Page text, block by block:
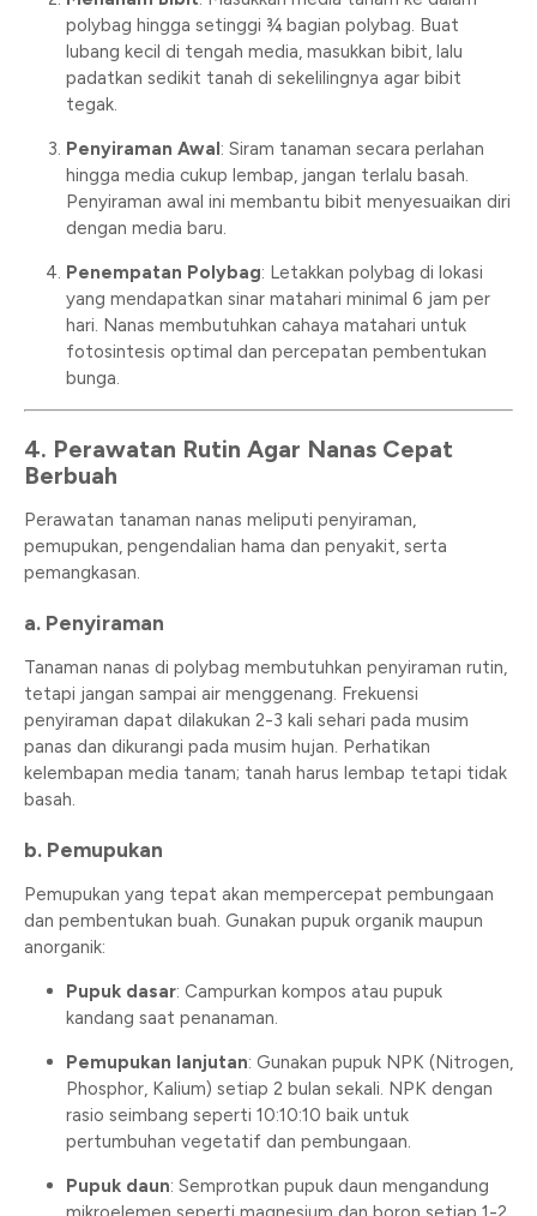
polybag hingga setinggi ¾ bagian polybag. Buat
lubang kecil di tengah media, masukkan bibit, lalu
padatkan sedikit tanah di sekelilingnya agar bibit
tegak.
Penyiraman Awal: Siram tanaman secara perlahan
hingga media cukup lembap, jangan terlalu basah.
Penyiraman awal ini membantu bibit menyesuaikan diri
dengan media baru.
Penempatan Polybag: Letakkan polybag di lokasi
yang mendapatkan sinar matahari minimal 6 jam per
hari. Nanas membutuhkan cahaya matahari untuk
fotosintesis optimal dan percepatan pembentukan
bunga.
4. Perawatan Rutin Agar Nanas Cepat
Berbuah
Perawatan tanaman nanas meliputi penyiraman,
pemupukan, pengendalian hama dan penyakit, serta
pemangkasan.
a. Penyiraman
Tanaman nanas di polybag membutuhkan penyiraman rutin,
tetapi jangan sampai air menggenang. Frekuensi
penyiraman dapat dilakukan 2-3 kali sehari pada musim
panas dan dikurangi pada musim hujan. Perhatikan
kelembapan media tanam; tanah harus lembap tetapi tidak
basah.
b. Pemupukan
Pemupukan yang tepat akan mempercepat pembungaan
dan pembentukan buah. Gunakan pupuk organik maupun
anorganik:
Pupuk dasar: Campurkan kompos atau pupuk
kandang saat penanaman.
Pemupukan lanjutan: Gunakan pupuk NPK (Nitrogen,
Phosphor, Kalium) setiap 2 bulan sekali. NPK dengan
rasio seimbang seperti 10:10:10 baik untuk
pertumbuhan vegetatif dan pembungaan.
Pupuk daun: Semprotkan pupuk daun mengandung